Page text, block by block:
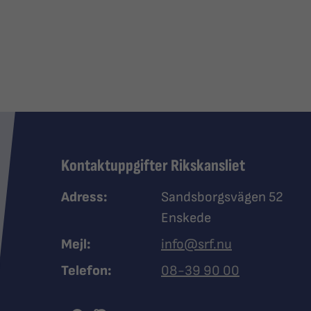
Kontaktuppgifter Rikskansliet
Adress:
Sandsborgsvägen 52
Enskede
Mejl:
info@srf.nu
Telefon:
Ring Synskadades
08-39 90 00